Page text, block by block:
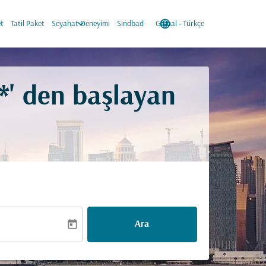
Tatil Paket Seyahat Deneyimi
keyboard_arrow_down Sindbad language
Global - Türkçe
keyboard_arrow_down
' den başlayan
today Ara